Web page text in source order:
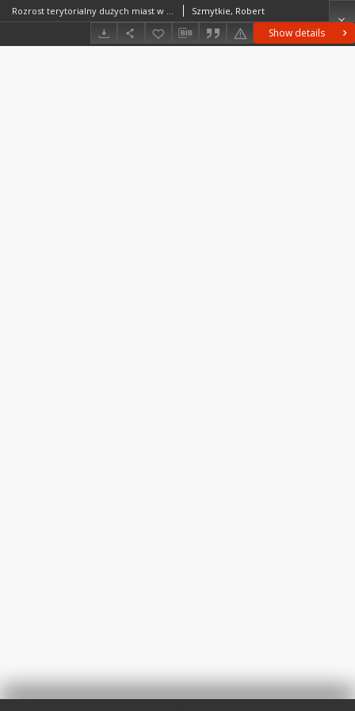
Show details
Rozrost terytorialny dużych miast w Polsce = Territorial development of large cities in Poland Szmytkie, Robert